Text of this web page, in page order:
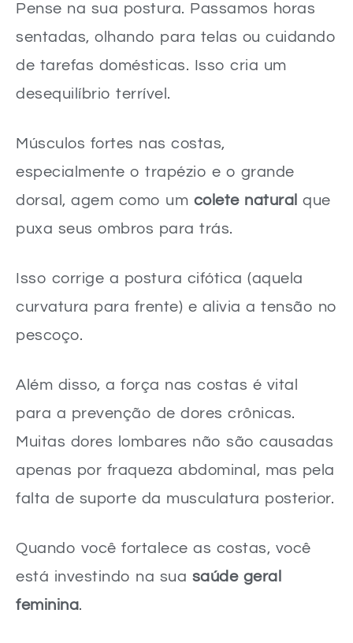
Pense na sua postura. Passamos horas
sentadas, olhando para telas ou cuidando
de tarefas domésticas. Isso cria um
desequilíbrio terrível.
Músculos fortes nas costas,
especialmente o trapézio e o grande
dorsal, agem como um colete natural que
puxa seus ombros para trás.
Isso corrige a postura cifótica (aquela
curvatura para frente) e alivia a tensão no
pescoço.
Além disso, a força nas costas é vital
para a prevenção de dores crônicas.
Muitas dores lombares não são causadas
apenas por fraqueza abdominal, mas pela
falta de suporte da musculatura posterior.
Quando você fortalece as costas, você
está investindo na sua saúde geral
feminina.